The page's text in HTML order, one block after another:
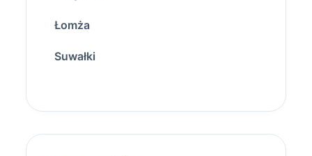
Łomża
Suwałki